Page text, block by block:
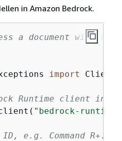
in Amazon Bedrock.
a document with
import
Runtime client in
"bedrock-runtime"
e.g. Command R+.